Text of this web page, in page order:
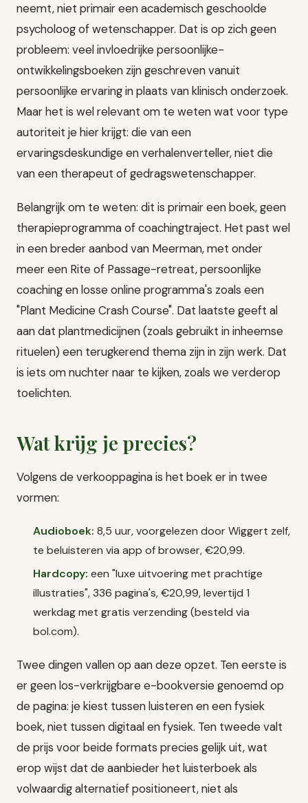
neemt, niet primair een academisch geschoolde
psycholoog of wetenschapper. Dat is op zich geen
probleem: veel invloedrijke persoonlijke-
ontwikkelingsboeken zijn geschreven vanuit
persoonlijke ervaring in plaats van klinisch onderzoek.
Maar het is wel relevant om te weten wat voor type
autoriteit je hier krijgt: die van een
ervaringsdeskundige en verhalenverteller, niet die
van een therapeut of gedragswetenschapper.
Belangrijk om te weten: dit is primair een boek, geen
therapieprogramma of coachingtraject. Het past wel
in een breder aanbod van Meerman, met onder
meer een Rite of Passage-retreat, persoonlijke
coaching en losse online programma's zoals een
"Plant Medicine Crash Course". Dat laatste geeft al
aan dat plantmedicijnen (zoals gebruikt in inheemse
rituelen) een terugkerend thema zijn in zijn werk. Dat
is iets om nuchter naar te kijken, zoals we verderop
toelichten.
Wat krijg je precies?
Volgens de verkooppagina is het boek er in twee
vormen:
Audioboek: 8,5 uur, voorgelezen door Wiggert zelf,
te beluisteren via app of browser, €20,99.
Hardcopy: een "luxe uitvoering met prachtige
illustraties", 336 pagina's, €20,99, levertijd 1
werkdag met gratis verzending (besteld via
bol.com).
Twee dingen vallen op aan deze opzet. Ten eerste is
er geen los-verkrijgbare e-bookversie genoemd op
de pagina: je kiest tussen luisteren en een fysiek
boek, niet tussen digitaal en fysiek. Ten tweede valt
de prijs voor beide formats precies gelijk uit, wat
erop wijst dat de aanbieder het luisterboek als
volwaardig alternatief positioneert, niet als